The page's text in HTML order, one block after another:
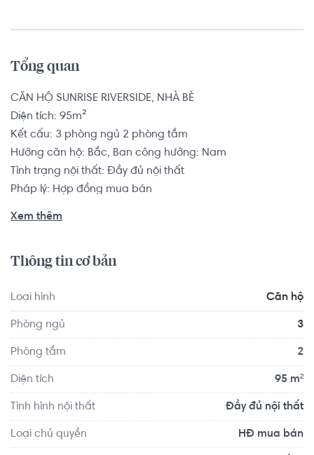
Tổng quan
CĂN HỘ SUNRISE RIVERSIDE, NHÀ BÈ
Diện tích: 95m²
Kết cấu: 3 phòng ngủ 2 phòng tắm
Hướng căn hộ: Bắc, Ban công hướng: Nam
Tình trạng nội thất: Đầy đủ nội thất
Pháp lý: Hợp đồng mua bán
uất Trần Thái, giáp ranh với khu đô thị Nam Sài Gòn, kết
Phú Mỹ Hưng, liền kề với dự án là 3 mặt sông quanh năm
xanh mát, Sunrise Riverside nổi bật như một điểm sáng về
Căn hộ có vị trí cách Trường Mầm non Úc Châu khoảng
- TP HCM khoảng 8.8km. Di chuyển tới VShape Fitness &
Yoga Center Quận 2 khoảng 9.8km, F5 Gym And Fitness
Xem thêm
Thông tin cơ bản
Loại hình Căn hộ
Phòng ngủ 3
Phòng tắm 2
Diện tích 95 m²
Tình hình nội thất Đầy đủ nội thất
Loại chủ quyền HĐ mua bán